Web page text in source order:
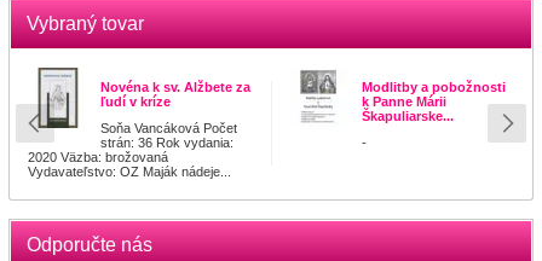
Vybraný tovar
Novéna k sv. Alžbete za
ľudí v kríze
Soňa Vancáková Počet
strán: 36 Rok vydania:
2020 Väzba: brožovaná
Vydavateľstvo: OZ Maják nádeje...
Modlitby a pobožnosti
k Panne Márii
Škapuliarske...
-
Odporučte nás